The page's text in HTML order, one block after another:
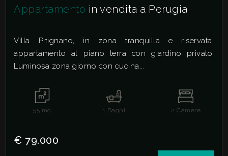
Appartamento in vendita a Perugia
Villa Pitignano, in zona tranquilla e riservata,
appartamento al piano terra con giardino privato.
Luminosa zona giorno con cucina...
55 mq 1 Bagni 2 Camere
€ 79.000
Posto auto/Box
Ascensore
Arredato